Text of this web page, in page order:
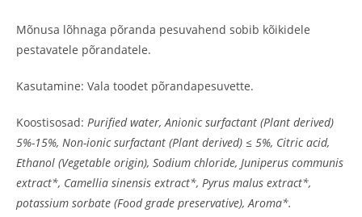
Mõnusa lõhnaga põranda pesuvahend sobib kõikidele
pestavatele põrandatele.
Kasutamine: Vala toodet põrandapesuvette.
Koostisosad: Purified water, Anionic surfactant (Plant derived)
5%-15%, Non-ionic surfactant (Plant derived) ≤ 5%, Citric acid,
Ethanol (Vegetable origin), Sodium chloride, Juniperus communis
extract*, Camellia sinensis extract*, Pyrus malus extract*,
potassium sorbate (Food grade preservative), Aroma*.